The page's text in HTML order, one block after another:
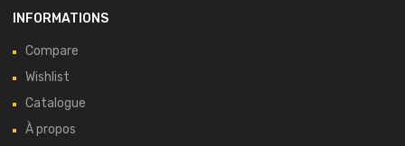
INFORMATIONS
Compare
Wishlist
Catalogue
À propos